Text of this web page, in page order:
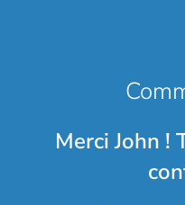
Merci John !